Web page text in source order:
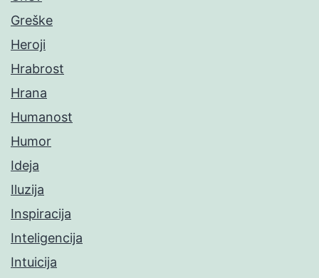
Greške
Heroji
Hrabrost
Hrana
Humanost
Humor
Ideja
Iluzija
Inspiracija
Inteligencija
Intuicija